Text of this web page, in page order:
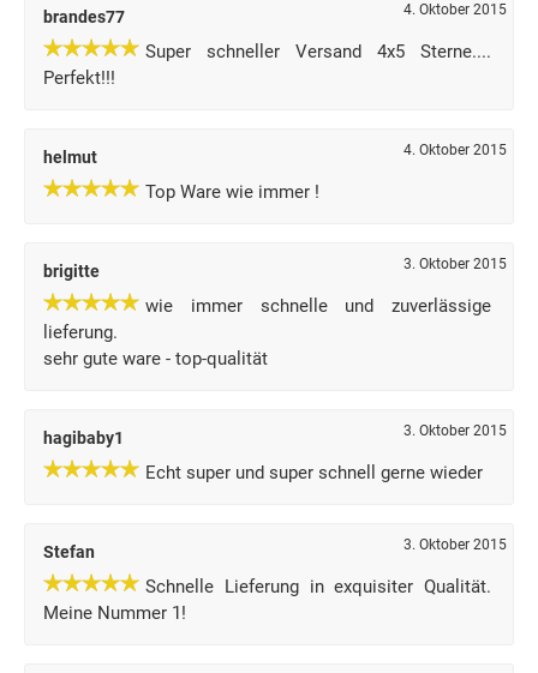
brandes77 4. Oktober 2015
Super schneller Versand 4x5 Sterne....
Perfekt!!!
helmut 4. Oktober 2015
Top Ware wie immer !
brigitte 3. Oktober 2015
wie immer schnelle und zuverlässige
lieferung.
sehr gute ware - top-qualität
hagibaby1 3. Oktober 2015
Echt super und super schnell gerne wieder
Stefan 3. Oktober 2015
Schnelle Lieferung in exquisiter Qualität.
Meine Nummer 1!